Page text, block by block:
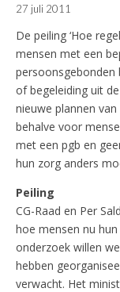
27 juli 2011
De peiling ‘Hoe
mensen met een
persoonsgebonden
of begeleiding uit
nieuwe plannen
behalve voor
met een pgb en
hun zorg anders
Peiling
CG-Raad en Per
hoe mensen nu
onderzoek willen
hebben
verwacht. Het